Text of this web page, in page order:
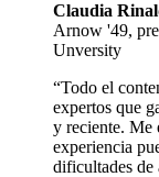
Claudia
Arnow '49,
Unversity
“Todo el
expertos que
y reciente. Me
experiencia
dificultades de